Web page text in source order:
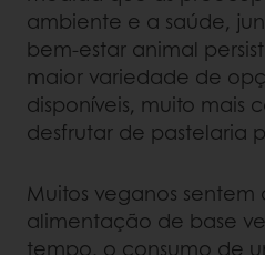
ambiente e a saúde,
bem-estar animal
maior variedade de
disponíveis, muito mais
desfrutar de pastelaria
Muitos veganos sentem
alimentação de base
tempo, o consumo de